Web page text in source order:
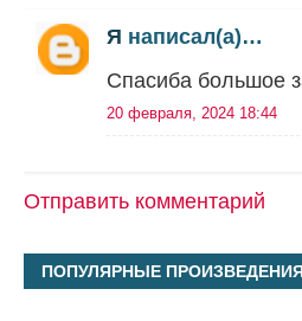
Я написал(а)…
Спасиба большое
20 февраля, 2024 18:44
Отправить комментарий
ПОПУЛЯРНЫЕ